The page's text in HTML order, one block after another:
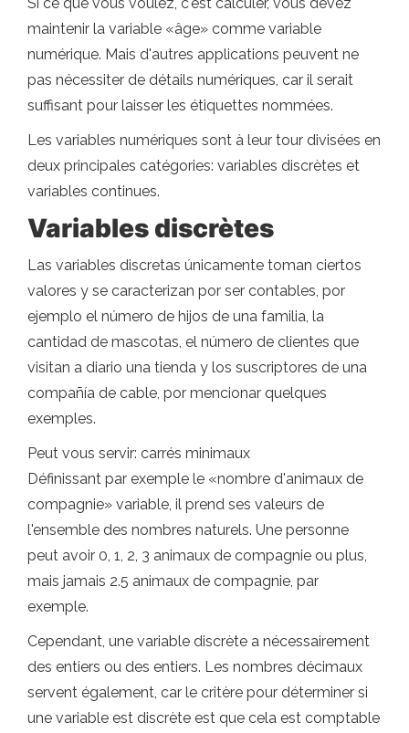
maintenir la variable «âge» comme variable
numérique. Mais d'autres applications peuvent ne
pas nécessiter de détails numériques, car il serait
suffisant pour laisser les étiquettes nommées.
Les variables numériques sont à leur tour divisées en
deux principales catégories: variables discrètes et
variables continues.
Variables discrètes
Las variables discretas únicamente toman ciertos
valores y se caracterizan por ser contables, por
ejemplo el número de hijos de una familia, la
cantidad de mascotas, el número de clientes que
visitan a diario una tienda y los suscriptores de una
compañía de cable, por mencionar quelques
exemples.
Peut vous servir: carrés minimaux
Définissant par exemple le «nombre d'animaux de
compagnie» variable, il prend ses valeurs de
l'ensemble des nombres naturels. Une personne
peut avoir 0, 1, 2, 3 animaux de compagnie ou plus,
mais jamais 2.5 animaux de compagnie, par
exemple.
Cependant, une variable discrète a nécessairement
des entiers ou des entiers. Les nombres décimaux
servent également, car le critère pour déterminer si
une variable est discrète est que cela est comptable